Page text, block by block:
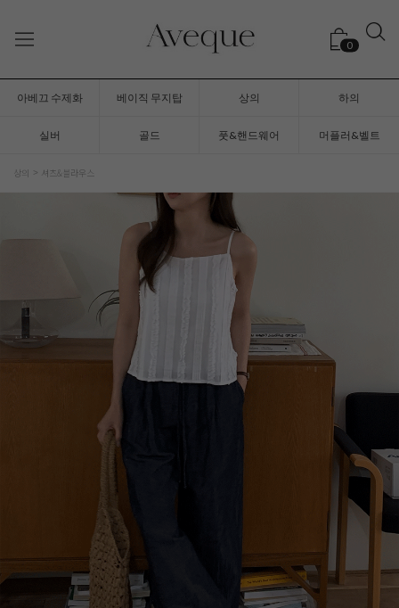
0
아베끄 수제화 베이직 무지탑 상의 하의
실버 골드 풋&핸드웨어 머플러&벨트
상의 셔츠&블라우스